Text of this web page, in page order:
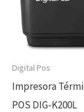
Digital Pos
Impresora
POS DIG-K200L